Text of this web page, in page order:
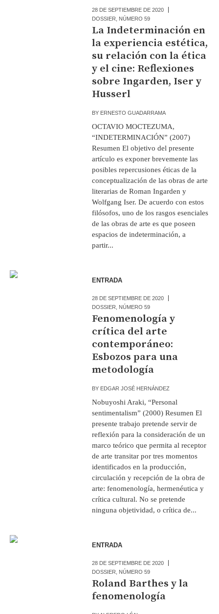
28 DE SEPTIEMBRE DE 2020
DOSSIER
NÚMERO 59
La Indeterminación en
la experiencia estética,
su relación con la ética
y el cine: Reflexiones
sobre Ingarden, Iser y
Husserl
BY ERNESTO GUADARRAMA
OCTAVIO MOCTEZUMA,
“INDETERMINACIÓN” (2007)
Resumen El objetivo del presente
artículo es exponer brevemente las
posibles repercusiones éticas de la
conceptualización de las obras de arte
literarias de Roman Ingarden y
Wolfgang Iser. De acuerdo con estos
filósofos, uno de los rasgos esenciales
de las obras de arte es que poseen
espacios de indeterminación, a
partir...
ENTRADA
28 DE SEPTIEMBRE DE 2020
DOSSIER
NÚMERO 59
Fenomenología y
crítica del arte
contemporáneo:
Esbozos para una
metodología
BY EDGAR JOSÉ HERNÁNDEZ
Nobuyoshi Araki, “Personal
sentimentalism” (2000) Resumen El
presente trabajo pretende servir de
reflexión para la consideración de un
marco teórico que permita al receptor
de arte transitar por tres momentos
identificados en la producción,
circulación y recepción de la obra de
arte: fenomenología, hermenéutica y
crítica cultural. No se pretende
ninguna objetividad, o crítica de...
ENTRADA
28 DE SEPTIEMBRE DE 2020
DOSSIER
NÚMERO 59
Roland Barthes y la
fenomenología